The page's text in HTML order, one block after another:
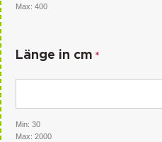
Max: 400
Länge in cm *
Min: 30
Max: 2000